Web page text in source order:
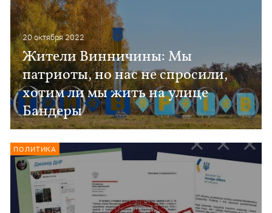
20 октября 2022
Жители Винничины: Мы
патриоты, но нас не спросили,
хотим ли мы жить на улице
Бандеры
ПОЛИТИКА